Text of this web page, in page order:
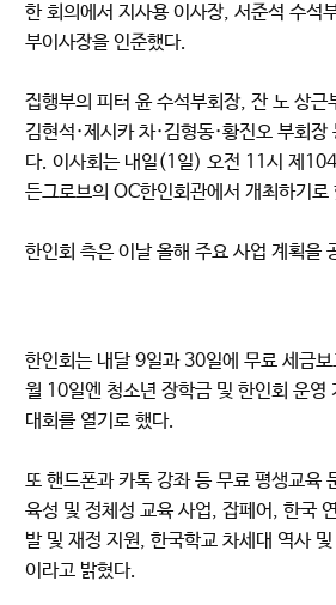
한 회의에서 지사용 이사장, 서준석 수석
부이사장을 인준했다.
집행부의 피터 윤 수석부회장, 잔 노 상근
김현석·제시카 차·김형동·황진오 부회
다. 이사회는 내일(1일) 오전 11시 제
든그로브의 OC한인회관에서 개최하기로
한인회 측은 이날 올해 주요 사업 계획을
한인회는 내달 9일과 30일에 무료 세금
월 10일엔 청소년 장학금 및 한인회 운영
대회를 열기로 했다.
또 핸드폰과 카톡 강좌 등 무료 평생교육
육성 및 정체성 교육 사업, 잡페어, 한국
발 및 재정 지원, 한국학교 차세대 역사
이라고 밝혔다.